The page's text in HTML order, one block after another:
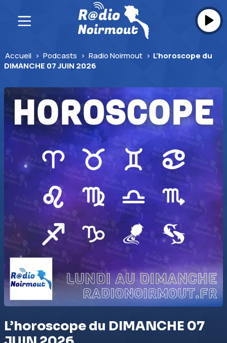
Accueil > Podcasts > Radio Noirmout > L’horoscope du
DIMANCHE 07 JUIN 2026
L’horoscope du DIMANCHE 07